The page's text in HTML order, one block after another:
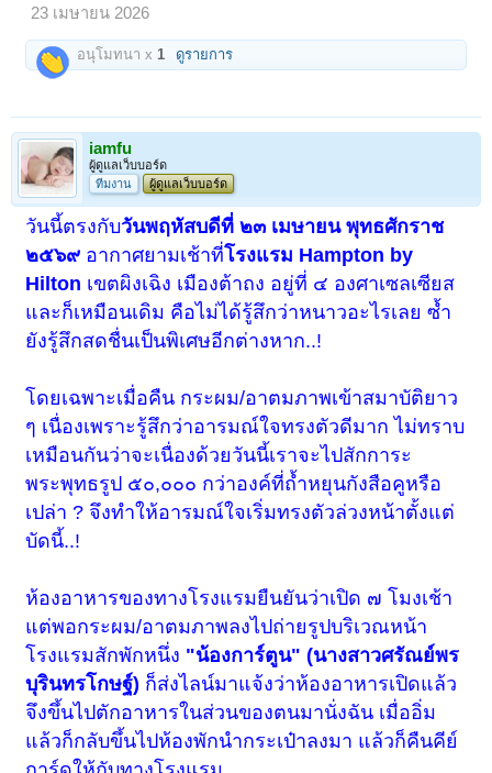
23 เมษายน 2026
อนุโมทนา x1 ดูรายการ
iamfu
ผู้ดูแลเว็บบอร์ด
ทีมงาน
ผู้ดูแลเว็บบอร์ด
วันนี้ตรงกับวันพฤหัสบดีที่ ๒๓ เมษายน พุทธศักราช
๒๕๖๙ อากาศยามเช้าที่โรงแรม Hampton by
Hilton เขตผิงเฉิง เมืองต้าถง อยู่ที่ ๔ องศาเซลเซียส
และก็เหมือนเดิม คือไม่ได้รู้สึกว่าหนาวอะไรเลย ซ้ำ
ยังรู้สึกสดชื่นเป็นพิเศษอีกต่างหาก..!
โดยเฉพาะเมื่อคืน กระผม/อาตมภาพเข้าสมาบัติยาว
ๆ เนื่องเพราะรู้สึกว่าอารมณ์ใจทรงตัวดีมาก ไม่ทราบ
เหมือนกันว่าจะเนื่องด้วยวันนี้เราจะไปสักการะ
พระพุทธรูป ๕๐,๐๐๐ กว่าองค์ที่ถ้ำหยุนกังสือคูหรือ
เปล่า ? จึงทำให้อารมณ์ใจเริ่มทรงตัวล่วงหน้าตั้งแต่
บัดนี้..!
ห้องอาหารของทางโรงแรมยืนยันว่าเปิด ๗ โมงเช้า
แต่พอกระผม/อาตมภาพลงไปถ่ายรูปบริเวณหน้า
โรงแรมสักพักหนึ่ง "น้องการ์ตูน" (นางสาวศรัณย์พร
บุรินทรโกษฐ์) ก็ส่งไลน์มาแจ้งว่าห้องอาหารเปิดแล้ว
จึงขึ้นไปตักอาหารในส่วนของตนมานั่งฉัน เมื่ออิ่ม
แล้วก็กลับขึ้นไปห้องพักนำกระเป๋าลงมา แล้วก็คืนคีย์